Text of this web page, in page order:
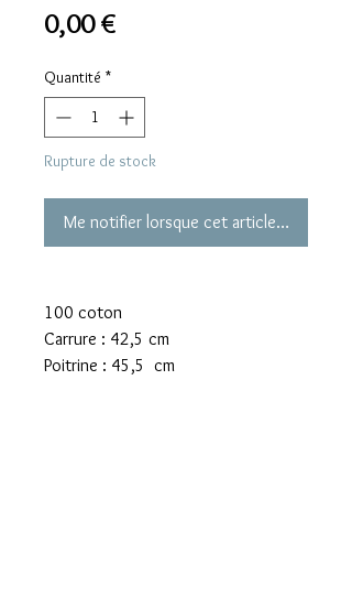
0,00 €
Quantité *
Rupture de stock
Me notifier lorsque cet article est
100 coton
Carrure : 42,5 cm
Poitrine : 45,5 cm